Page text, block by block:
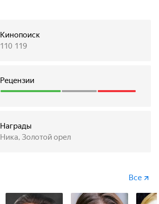
Кинопоиск
110 119
Рецензии
Награды
Ника, Золотой орел
Все